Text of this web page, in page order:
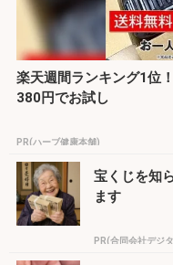
楽天週間ランキング1位
380円でお試し
PR(ハーブ健康本舗)
宝くじを知
ます
PR(合同会社デジ